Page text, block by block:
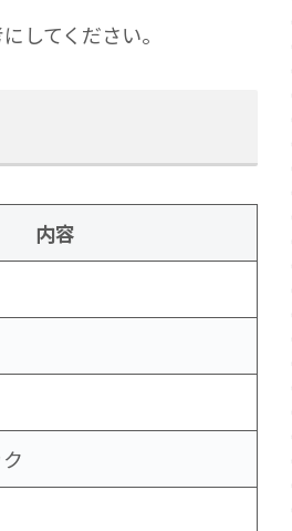
してください。
内容